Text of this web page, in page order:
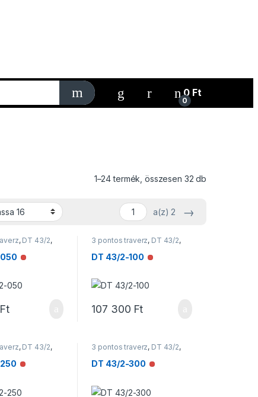
My Account
0
0 Ft
1–24 termék, összesen 32 db
a(z) 2 →
, DT 43/2,
Nincs raktáron
Ft
3 pontos traverz, DT 43/2,
Traverzek
DT 43/2-100 Nincs raktáron
107 300 Ft
, DT 43/2,
Nincs raktáron
3 pontos traverz, DT 43/2,
Traverzek
DT 43/2-300 Nincs raktáron